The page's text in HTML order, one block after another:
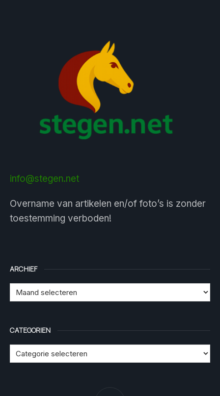
info@stegen.net
Overname van artikelen en/of foto’s is zonder
toestemming verboden!
ARCHIEF
CATEGORIEN